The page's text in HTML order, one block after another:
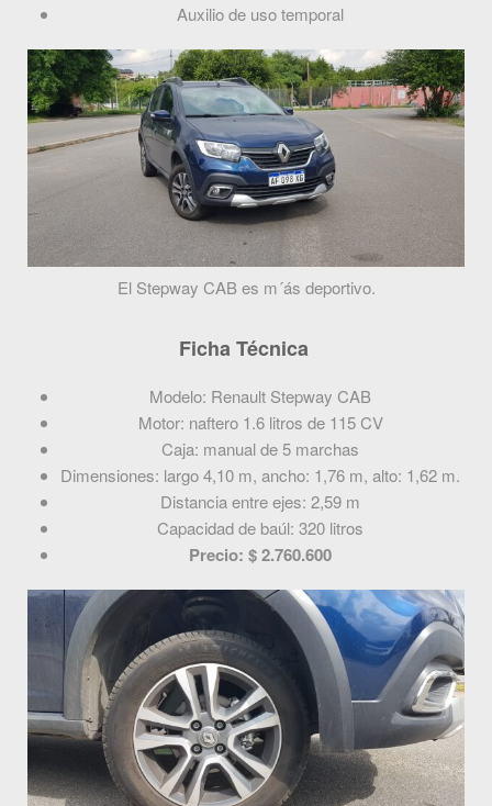
Auxilio de uso temporal
El Stepway CAB es m´ás deportivo.
Ficha Técnica
Modelo: Renault Stepway CAB
Motor: naftero 1.6 litros de 115 CV
Caja: manual de 5 marchas
Dimensiones: largo 4,10 m, ancho: 1,76 m, alto: 1,62 m.
Distancia entre ejes: 2,59 m
Capacidad de baúl: 320 litros
Precio: $ 2.760.600